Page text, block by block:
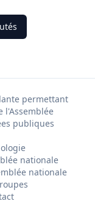
permettant
l'Assemblée
publiques
nationale
nationale